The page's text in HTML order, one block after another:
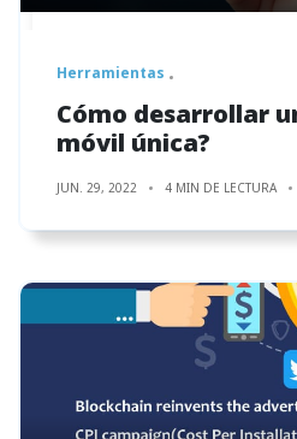
Herramientas
Cómo desarrollar
móvil única?
JUN. 29, 2022 4 MIN DE LECTURA